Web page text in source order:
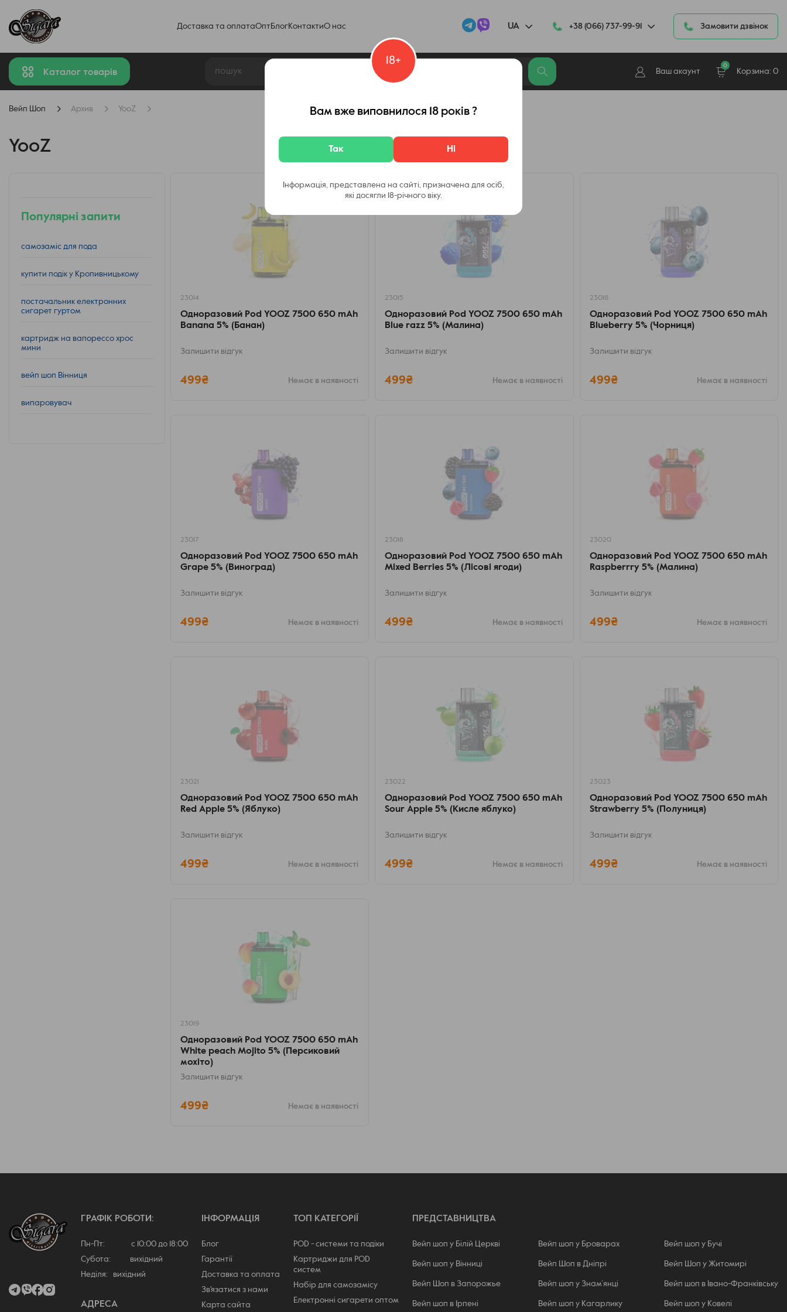
Доставка та оплатаОпт БлогКонтактиО нас UA +38 (066) 737-99-91 Замовити дзвінок
Каталог товарів Ваш акаунт
0
Корзина: 0
Вейп Шоп Архив YooZ
YooZ
Популярні запити
самозаміс для пода
купити подік у Кропивницькому
постачальник електронних
сигарет гуртом
картридж на вапорессо хрос
мини
вейп шоп Вінниця
випаровувач
23014
Одноразовий Pod YOOZ 7500 650 mAh
Banana 5% (Банан)
Залишити відгук
499₴ Немає в наявності
23015
Одноразовий Pod YOOZ 7500 650 mAh
Blue razz 5% (Малина)
Залишити відгук
499₴ Немає в наявності
23016
Одноразовий Pod YOOZ 7500 650 mAh
Blueberry 5% (Чорниця)
Залишити відгук
499₴ Немає в наявності
23017
Одноразовий Pod YOOZ 7500 650 mAh
Grape 5% (Виноград)
Залишити відгук
499₴ Немає в наявності
23018
Одноразовий Pod YOOZ 7500 650 mAh
Mixed Berries 5% (Лісові ягоди)
Залишити відгук
499₴ Немає в наявності
23020
Одноразовий Pod YOOZ 7500 650 mAh
Raspberrry 5% (Малина)
Залишити відгук
499₴ Немає в наявності
23021
Одноразовий Pod YOOZ 7500 650 mAh
Red Apple 5% (Яблуко)
Залишити відгук
499₴ Немає в наявності
23022
Одноразовий Pod YOOZ 7500 650 mAh
Sour Apple 5% (Кисле яблуко)
Залишити відгук
499₴ Немає в наявності
23023
Одноразовий Pod YOOZ 7500 650 mAh
Strawberry 5% (Полуниця)
Залишити відгук
499₴ Немає в наявності
23019
Одноразовий Pod YOOZ 7500 650 mAh
White peach Mojito 5% (Персиковий
мохіто)
Залишити відгук
499₴ Немає в наявності
ГРАФІК РОБОТИ:
Пн-Пт: с 10:00 до 18:00
Субота: вихідний
Неділя: вихідний
АДРЕСА
ІНФОРМАЦІЯ
Блог
Гарантії
Доставка та оплата
Зв'язатися з нами
Карта сайта
ТОП КАТЕГОРІЇ
POD - системи та подіки
Картриджи для POD
систем
Набір для самозамісу
Електронні сигарети оптом
ПРЕДСТАВНИЦТВА
Вейп шоп у Білій Церкві Вейп шоп у Броварах Вейп шоп у Бучі
Вейп шоп у Вінниці Вейп Шоп в Дніпрі Вейп Шоп у Житомирі
Вейп Шоп в Запорожье Вейп шоп у Знам’янці Вейп шоп в Івано-Франківську
Вейп шоп в Ірпені Вейп шоп у Кагарлику Вейп шоп у Ковелі
18+
Вам вже виповнилося 18 років ?
Так Ні
Інформація, представлена на сайті, призначена для осіб,
які досягли 18-річного віку.